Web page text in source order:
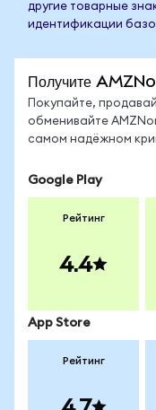
другие товарные
идентификации
Получите
Покупайте,
обменивайте
самом надёжном
Google Play
Рейтинг
4.4
App Store
Рейтинг